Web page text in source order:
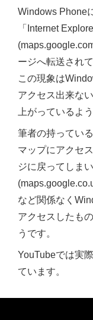
Windows Phone
「Internet
ージへ転送され
この現象は
アクセス出来な
上がっているよ
筆者の持ってい
マップにアクセ
ジに戻ってしま
など関係なく
アクセスしたも
うです。
YouTubeでは実
ています。